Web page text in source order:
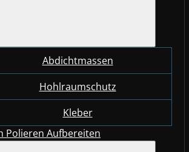
Abdichtmassen
Hohlraumschutz
Kleber
Polieren Aufbereiten